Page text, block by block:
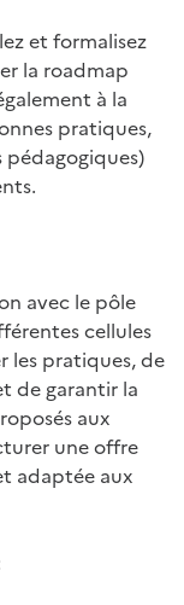
et formalisez
la roadmap
à la
pratiques,
avec le pôle
cellules
les pratiques, de
de garantir la
aux
une offre
adaptée aux